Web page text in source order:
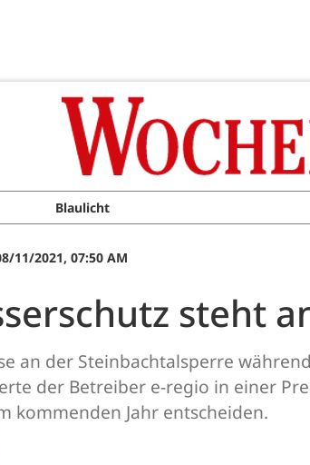
Blaulicht
11/2021, 07:50 AM
steht
an der Steinbachtalsperre
der Betreiber e-regio in einer
kommenden Jahr entscheiden.